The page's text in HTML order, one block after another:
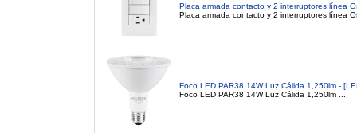
Placa armada contacto y 2 interruptores línea
Placa armada contacto y 2 interruptores línea
Foco LED PAR38 14W Luz Cálida 1,250lm -
Foco LED PAR38 14W Luz Cálida 1,250lm ...